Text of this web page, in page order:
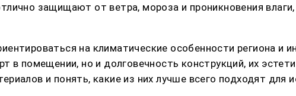
защищают от ветра, мороза и проникновения
на климатические особенности региона и
в помещении, но и долговечность конструкций, их
и понять, какие из них лучше всего подходят для